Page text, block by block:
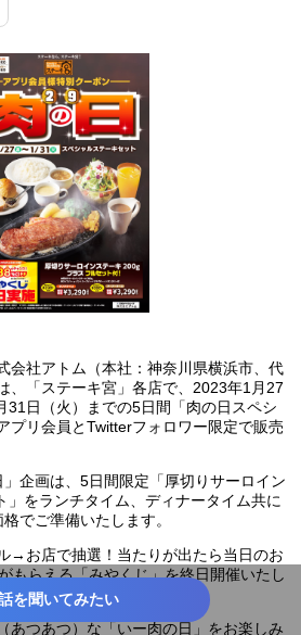
会社アトム（本社：神奈川県横浜市、代
、「ステーキ宮」各店で、2023年1月27
31日（火）までの5日間「肉の日スペシ
プリ会員とTwitterフォロワー限定で販売
企画は、5日間限定「厚切りサーロイン
」をランチタイム、ディナータイム共に
でご準備いたします。
→お店で抽選！当たりが出たら当日のお
もらえる「みやくじ」を終日開催いたし
つあつ）な「いー肉の日」をお楽しみ
を聞いてみたい